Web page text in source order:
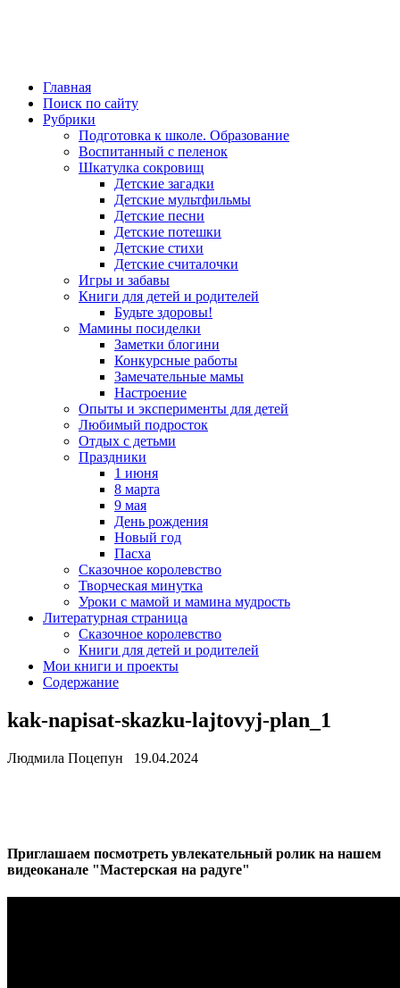
Главная
Поиск по сайту
Рубрики
Подготовка к школе. Образование
Воспитанный с пеленок
Шкатулка сокровищ
Детские загадки
Детские мультфильмы
Детские песни
Детские потешки
Детские стихи
Детские считалочки
Игры и забавы
Книги для детей и родителей
Будьте здоровы!
Мамины посиделки
Заметки блогини
Конкурсные работы
Замечательные мамы
Настроение
Опыты и эксперименты для детей
Любимый подросток
Отдых с детьми
Праздники
1 июня
8 марта
9 мая
День рождения
Новый год
Пасха
Сказочное королевство
Творческая минутка
Уроки с мамой и мамина мудрость
Литературная страница
Сказочное королевство
Книги для детей и родителей
Мои книги и проекты
Содержание
kak-napisat-skazku-lajtovyj-plan_1
Людмила Поцепун 19.04.2024
Приглашаем посмотреть увлекательный ролик на нашем
видеоканале "Мастерская на радуге"